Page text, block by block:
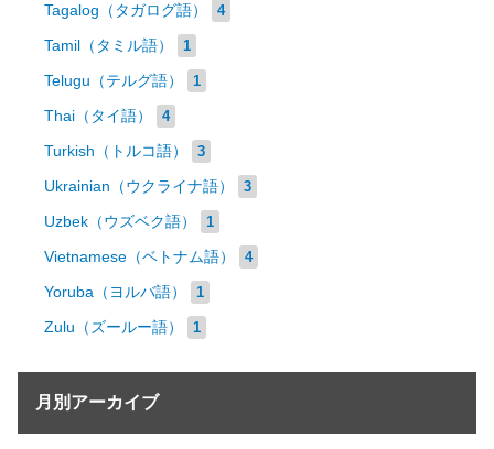
Tagalog（タガログ語） 4
Tamil（タミル語） 1
Telugu（テルグ語） 1
Thai（タイ語） 4
Turkish（トルコ語） 3
Ukrainian（ウクライナ語） 3
Uzbek（ウズベク語） 1
Vietnamese（ベトナム語） 4
Yoruba（ヨルバ語） 1
Zulu（ズールー語） 1
月別アーカイブ